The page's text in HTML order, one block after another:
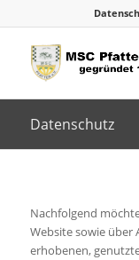
Datenschutz
Nachfolgend
Website sowie über
erhobenen,